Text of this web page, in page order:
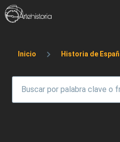
Pasar al contenido principal
Sobrescribir
Inicio Historia de